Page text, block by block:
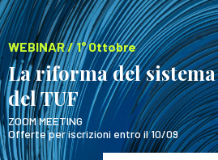
WEBINAR / 1° Ottobre
La riforma del
del TUF
ZOOM MEETING
Offerte per iscrizioni entro il 10/09